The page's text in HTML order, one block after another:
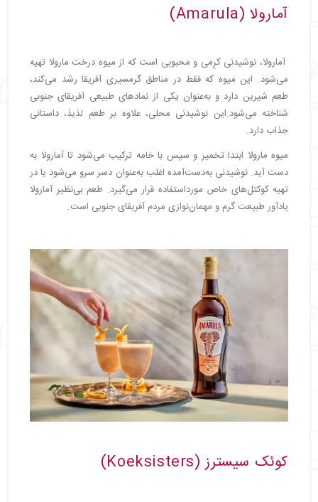
آمارولا (Amarula)
آمارولا، نوشیدنی کرِمی و محبوبی است که از میوه درخت مارولا تهیه
می‌شود. این میوه که فقط در مناطق گرمسیری آفریقا رشد می‌کند،
طعم شیرین دارد و به‌عنوان یکی از نمادهای طبیعی آفریقای جنوبی
شناخته می‌شود.این نوشیدنی محلی، علاوه بر طعم لذیذ، داستانی
جذاب دارد.
میوه مارولا ابتدا تخمیر و سپس با خامه ترکیب می‌شود تا آمارولا به
دست آید. نوشیدنی به‌دست‌آمده اغلب به‌عنوان دسر سرو می‌شود یا در
تهیه کوکتل‌های خاص مورداستفاده قرار می‌گیرد. طعم بی‌نظیر آمارولا
یادآور طبیعت گرم و مهمان‌نوازی مردم آفریقای جنوبی است.
کوئک سیسترز (Koeksisters)